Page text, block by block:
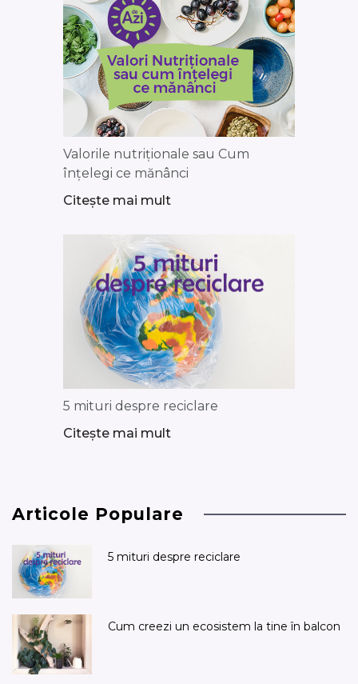
Valorile nutriționale sau Cum
înțelegi ce mănânci
Citește mai mult
5 mituri despre reciclare
Citește mai mult
Articole Populare
5 mituri despre reciclare
Cum creezi un ecosistem la tine în balcon